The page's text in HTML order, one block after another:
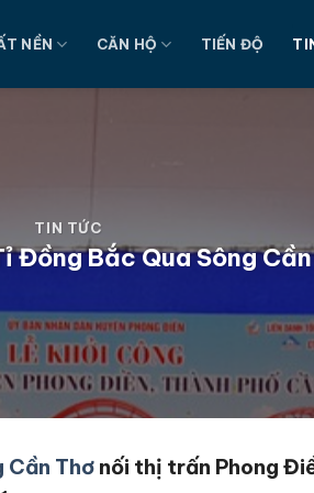
NỀN CĂN HỘ TIẾN ĐỘ
TIN TỨC
Đồng Bắc Qua Sông
Cần Thơ nối thị trấn Phong